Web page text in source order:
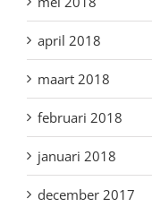
april 2018
maart 2018
februari 2018
januari 2018
december 2017